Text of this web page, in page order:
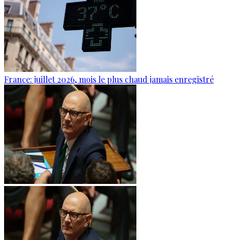
France: juillet 2026, mois le plus chaud jamais enregistré